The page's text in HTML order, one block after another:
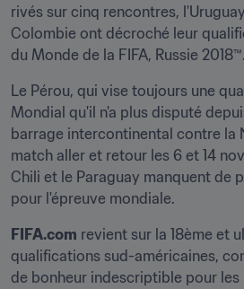
rivés sur cinq rencontres,
Colombie ont décroché leur
du Monde de la FIFA, Russie 2018™.
Le Pérou, qui vise toujours une
Mondial qu'il n'a plus disputé
barrage intercontinental contre la
match aller et retour les 6 et 14
Chili et le Paraguay manquent de
pour l'épreuve mondiale.
FIFA.com revient sur la 18ème et
qualifications sud-américaines,
de bonheur indescriptible pour les